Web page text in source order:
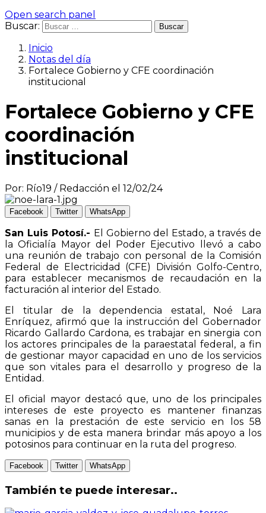
Open search panel
Buscar:
Inicio
Notas del día
Fortalece Gobierno y CFE coordinación
institucional
Fortalece Gobierno y CFE
coordinación
institucional
Por: Río19 / Redacción el 12/02/24
Facebook Twitter WhatsApp
San Luis Potosí.- El Gobierno del Estado, a través de
la Oficialía Mayor del Poder Ejecutivo llevó a cabo
una reunión de trabajo con personal de la Comisión
Federal de Electricidad (CFE) División Golfo-Centro,
para establecer mecanismos de recaudación en la
facturación al interior del Estado.
El titular de la dependencia estatal, Noé Lara
Enríquez, afirmó que la instrucción del Gobernador
Ricardo Gallardo Cardona, es trabajar en sinergia con
los actores principales de la paraestatal federal, a fin
de gestionar mayor capacidad en uno de los servicios
que son vitales para el desarrollo y progreso de la
Entidad.
El oficial mayor destacó que, uno de los principales
intereses de este proyecto es mantener finanzas
sanas en la prestación de este servicio en los 58
municipios y de esta manera brindar más apoyo a los
potosinos para continuar en la ruta del progreso.
Facebook Twitter WhatsApp
También te puede interesar..